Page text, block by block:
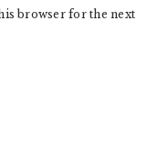
browser for the next